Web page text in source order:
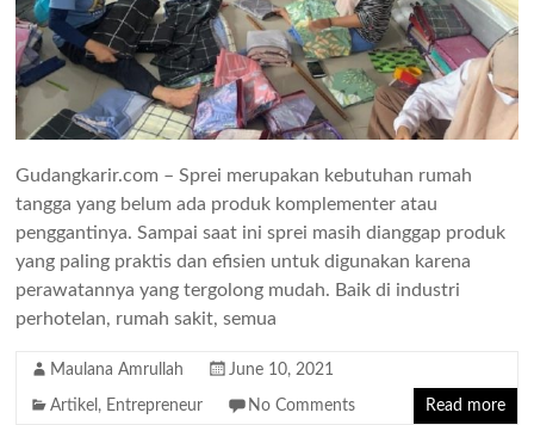
Gudangkarir.com – Sprei merupakan kebutuhan rumah
tangga yang belum ada produk komplementer atau
penggantinya. Sampai saat ini sprei masih dianggap produk
yang paling praktis dan efisien untuk digunakan karena
perawatannya yang tergolong mudah. Baik di industri
perhotelan, rumah sakit, semua
Maulana Amrullah June 10, 2021
Artikel , Entrepreneur No Comments Read more